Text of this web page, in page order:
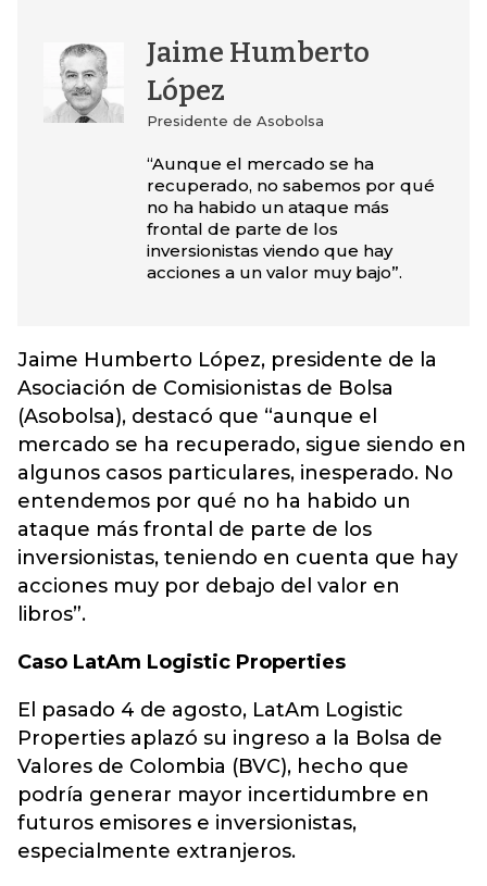
Jaime Humberto
López
Presidente de Asobolsa
“Aunque el mercado se ha
recuperado, no sabemos por qué
no ha habido un ataque más
frontal de parte de los
inversionistas viendo que hay
acciones a un valor muy bajo”.
Jaime Humberto López, presidente de la
Asociación de Comisionistas de Bolsa
(Asobolsa), destacó que “aunque el
mercado se ha recuperado, sigue siendo en
algunos casos particulares, inesperado. No
entendemos por qué no ha habido un
ataque más frontal de parte de los
inversionistas, teniendo en cuenta que hay
acciones muy por debajo del valor en
libros”.
Caso LatAm Logistic Properties
El pasado 4 de agosto, LatAm Logistic
Properties aplazó su ingreso a la Bolsa de
Valores de Colombia (BVC), hecho que
podría generar mayor incertidumbre en
futuros emisores e inversionistas,
especialmente extranjeros.